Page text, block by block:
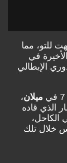
للتو، مما
في
الإيطالي
ميلان،
الذي قاده
الكاحل،
خلال تلك